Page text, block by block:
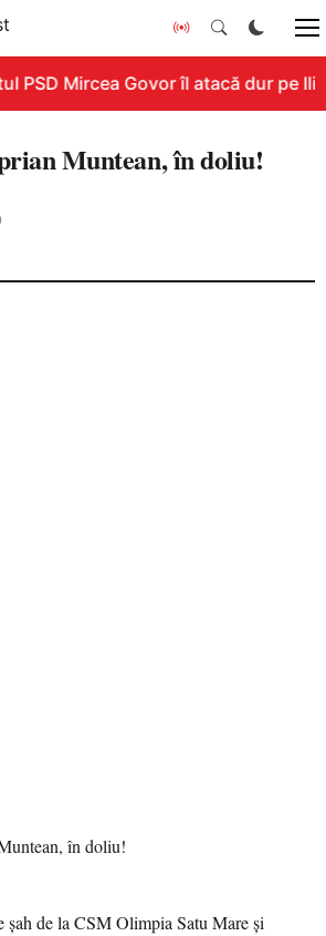
PSD Mircea Govor îl atacă dur pe
Muntean, în doliu!
șah de la CSM Olimpia Satu Mare și